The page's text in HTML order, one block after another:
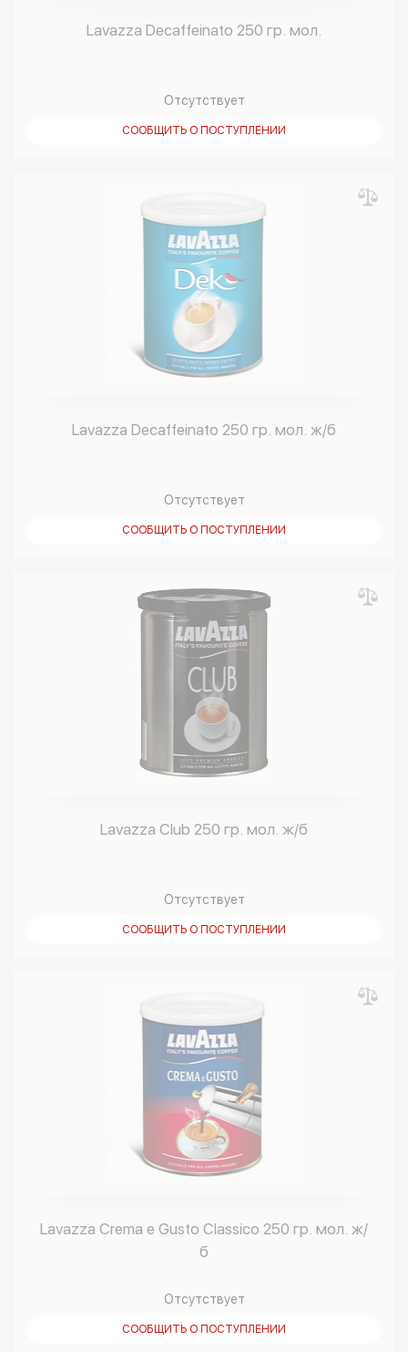
Lavazza Decaffeinato 250 гр. мол.
Отсутствует
СООБЩИТЬ О ПОСТУПЛЕНИИ
Lavazza Decaffeinato 250 гр. мол. ж/б
Отсутствует
СООБЩИТЬ О ПОСТУПЛЕНИИ
Lavazza Club 250 гр. мол. ж/б
Отсутствует
СООБЩИТЬ О ПОСТУПЛЕНИИ
Lavazza Crema e Gusto Classico 250 гр. мол. ж/
б
Отсутствует
СООБЩИТЬ О ПОСТУПЛЕНИИ